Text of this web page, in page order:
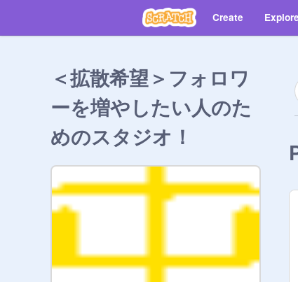
Create Explore
＜拡散希望＞フォロワ
ーを増やしたい人のた
めのスタジオ！